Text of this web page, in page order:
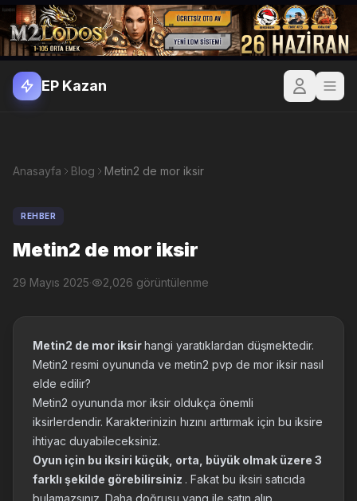
EP Kazan
Anasayfa Blog Metin2 de mor iksir
REHBER
Metin2 de mor iksir
29 Mayıs 2025· 2,026 görüntülenme
Metin2 de mor iksirhangi yaratıklardan düşmektedir.
Metin2 resmi oyununda ve metin2 pvp de mor iksir nasıl
elde edilir?
Metin2 oyununda mor iksir oldukça önemli
iksirlerdendir. Karakterinizin hızını arttırmak için bu iksire
ihtiyac duyabileceksiniz.
Oyun için bu iksiri küçük, orta, büyük olmak üzere 3
farklı şekilde görebilirsiniz . Fakat bu iksiri satıcıda
bulamazsınız. Daha doğrusu yang ile satın alıp